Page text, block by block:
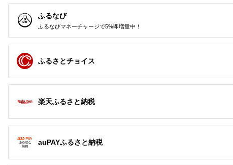
ふるなび
ふるなびマネーチャージで5%即増量中！
ふるさとチョイス
楽天ふるさと納税
auPAYふるさと納税